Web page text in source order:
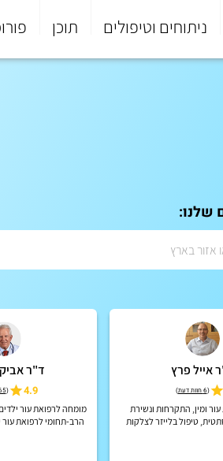
ניתוחים וטיפולים תוכן
שלנו:
אייל פרץ
(6 חוות דעת )
ומין, התקרחות ונשירת
טיפול בלייזר לצלקות
ד"ר
4.9
(65 חוות
מומחה לרפואת עור
הרב-תחומי לרפואת